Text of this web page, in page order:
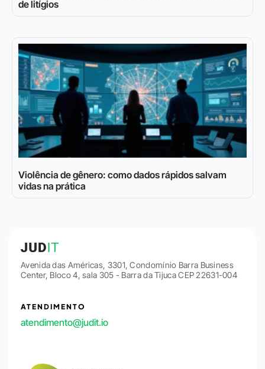
de litígios
Violência de gênero: como dados rápidos salvam
vidas na prática
Avenida das Américas, 3301, Condomínio Barra Business
Center, Bloco 4, sala 305 - Barra da Tijuca CEP 22631-004
ATENDIMENTO
atendimento@judit.io